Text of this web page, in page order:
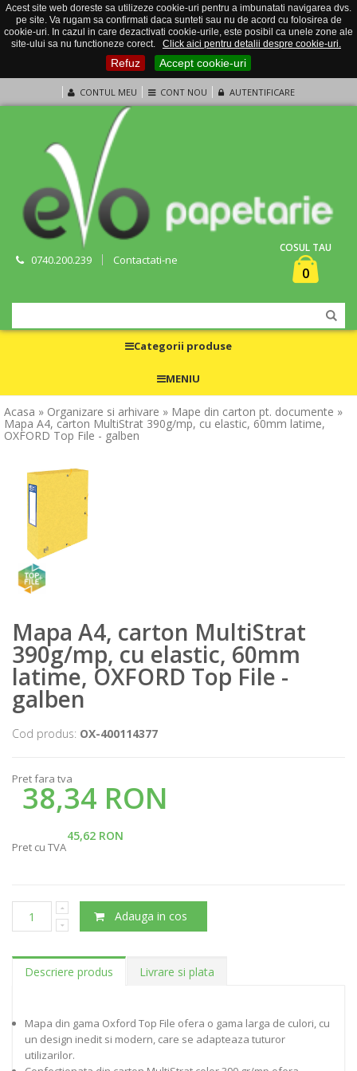
Acest site web doreste sa utilizeze cookie-uri pentru a imbunatati navigarea dvs.
pe site. Va rugam sa confirmati daca sunteti sau nu de acord cu folosirea de
cookie-uri. In cazul in care dezactivati cookie-urile, este posibil ca unele zone ale
site-ului sa nu functioneze corect.
Click aici pentru detalii despre cookie-uri.
Refuz Accept cookie-uri
CONTUL MEU CONT NOU AUTENTIFICARE
0740.200.239 Contactati-ne
COSUL TAU
0
Categorii produse
MENIU
Acasa » Organizare si arhivare » Mape din carton pt. documente »
Mapa A4, carton MultiStrat 390g/mp, cu elastic, 60mm latime,
OXFORD Top File - galben
Mapa A4, carton MultiStrat
390g/mp, cu elastic, 60mm
latime, OXFORD Top File -
galben
Cod produs: OX-400114377
Pret fara tva
38,34 RON
45,62 RON
Pret cu TVA
Adauga in cos
Descriere produs Livrare si plata
Mapa din gama Oxford Top File ofera o gama larga de culori, cu
un design inedit si modern, care se adapteaza tuturor
utilizarilor.